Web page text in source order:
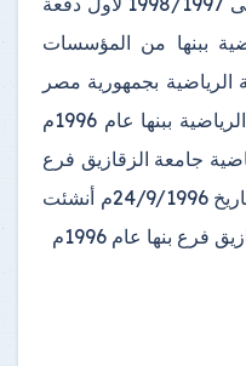
ببنها من المؤسسات
الرياضية بجمهورية مصر
ويرجع تاريخ كلية التربية الرياضية ببنها عام 1996م
جامعة الزقازيق فرع
بنها بالقرار الوزاري رقم 1499 بتاريخ 24/9/1996م أنشئت
فرع بنها عام 1996م